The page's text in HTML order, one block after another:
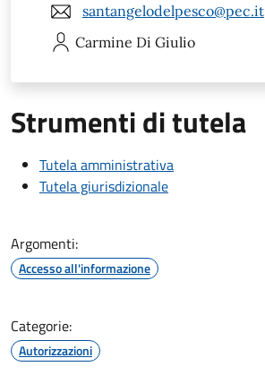
santangelodelpesco@pec.it
Carmine Di Giulio
Strumenti di tutela
Tutela amministrativa
Tutela giurisdizionale
Argomenti:
Accesso all'informazione
Categorie:
Autorizzazioni